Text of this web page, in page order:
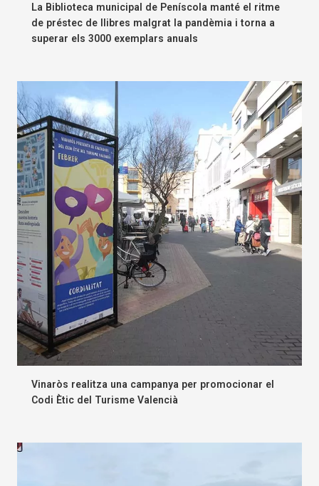
La Biblioteca municipal de Peníscola manté el ritme
de préstec de llibres malgrat la pandèmia i torna a
superar els 3000 exemplars anuals
Vinaròs realitza una campanya per promocionar el
Codi Ètic del Turisme Valencià